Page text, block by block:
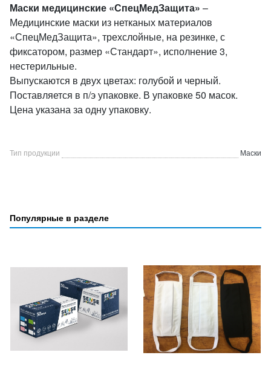
Маски медицинские «СпецМедЗащита» –
Медицинские маски из нетканых материалов
«СпецМедЗащита», трехслойные, на резинке, с
фиксатором, размер «Стандарт», исполнение 3,
нестерильные.
Выпускаются в двух цветах: голубой и черный.
Поставляется в п/э упаковке. В упаковке 50 масок.
Цена указана за одну упаковку.
Тип продукции Маски
Популярные в разделе